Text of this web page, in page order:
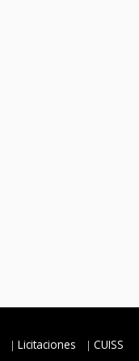
Licitaciones CUISS